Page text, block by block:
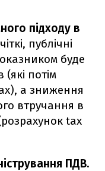
підходу в
публічні
буде
потім
а зниження
втручання в
tax
ПДВ.